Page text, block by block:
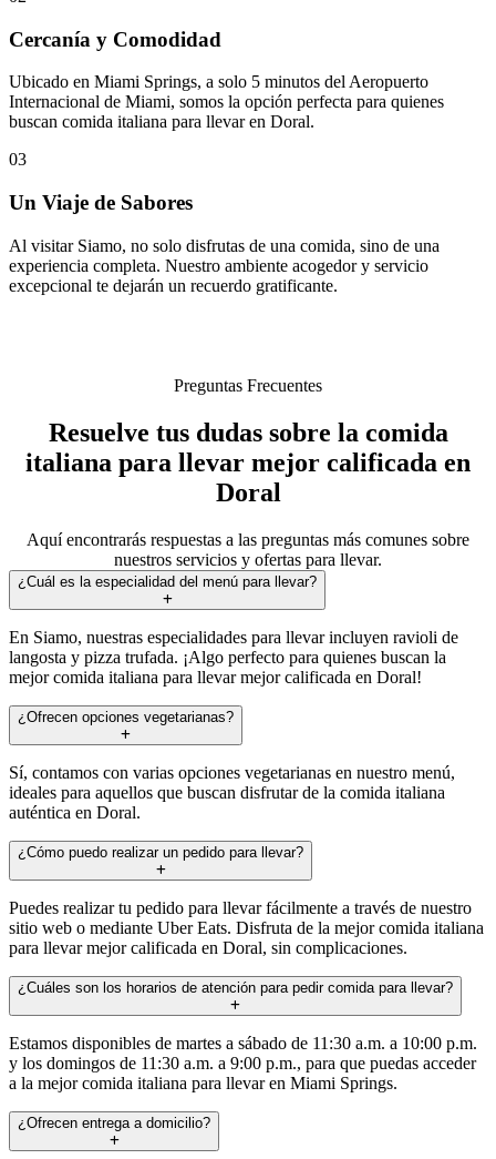
Cercanía y Comodidad
Ubicado en Miami Springs, a solo 5 minutos del Aeropuerto
Internacional de Miami, somos la opción perfecta para quienes
buscan comida italiana para llevar en Doral.
03
Un Viaje de Sabores
Al visitar Siamo, no solo disfrutas de una comida, sino de una
experiencia completa. Nuestro ambiente acogedor y servicio
excepcional te dejarán un recuerdo gratificante.
Preguntas Frecuentes
Resuelve tus dudas sobre la comida
italiana para llevar mejor calificada en
Doral
Aquí encontrarás respuestas a las preguntas más comunes sobre
nuestros servicios y ofertas para llevar.
¿Cuál es la especialidad del menú para llevar?
En Siamo, nuestras especialidades para llevar incluyen ravioli de
langosta y pizza trufada. ¡Algo perfecto para quienes buscan la
mejor comida italiana para llevar mejor calificada en Doral!
¿Ofrecen opciones vegetarianas?
Sí, contamos con varias opciones vegetarianas en nuestro menú,
ideales para aquellos que buscan disfrutar de la comida italiana
auténtica en Doral.
¿Cómo puedo realizar un pedido para llevar?
Puedes realizar tu pedido para llevar fácilmente a través de nuestro
sitio web o mediante Uber Eats. Disfruta de la mejor comida italiana
para llevar mejor calificada en Doral, sin complicaciones.
¿Cuáles son los horarios de atención para pedir comida para llevar?
Estamos disponibles de martes a sábado de 11:30 a.m. a 10:00 p.m.
y los domingos de 11:30 a.m. a 9:00 p.m., para que puedas acceder
a la mejor comida italiana para llevar en Miami Springs.
¿Ofrecen entrega a domicilio?